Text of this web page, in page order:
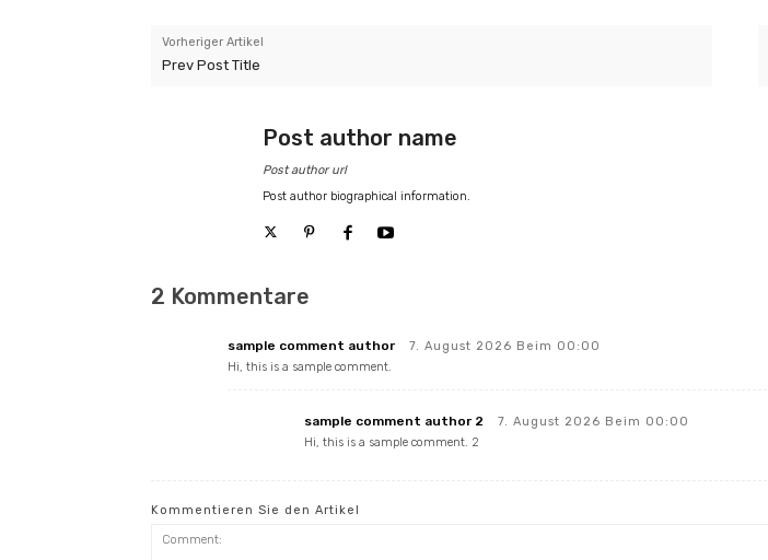
Vorheriger Artikel
Prev Post Title
Post author name
Post author url
Post author biographical information.
2 Kommentare
sample comment author
7. August 2026 Beim 00:00
Hi, this is a sample comment.
sample comment author 2
7. August 2026 Beim 00:00
Hi, this is a sample comment. 2
Kommentieren Sie den Artikel